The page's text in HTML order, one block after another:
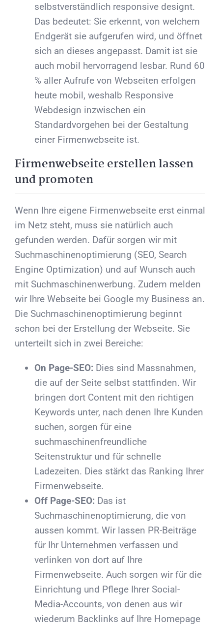
selbstverständlich responsive designt.
Das bedeutet: Sie erkennt, von welchem
Endgerät sie aufgerufen wird, und öffnet
sich an dieses angepasst. Damit ist sie
auch mobil hervorragend lesbar. Rund 60
% aller Aufrufe von Webseiten erfolgen
heute mobil, weshalb Responsive
Webdesign inzwischen ein
Standardvorgehen bei der Gestaltung
einer Firmenwebseite ist.
Firmenwebseite erstellen lassen
und promoten
Wenn Ihre eigene Firmenwebseite erst einmal
im Netz steht, muss sie natürlich auch
gefunden werden. Dafür sorgen wir mit
Suchmaschinenoptimierung (SEO, Search
Engine Optimization) und auf Wunsch auch
mit Suchmaschinenwerbung. Zudem melden
wir Ihre Webseite bei Google my Business an.
Die Suchmaschinenoptimierung beginnt
schon bei der Erstellung der Webseite. Sie
unterteilt sich in zwei Bereiche:
On Page-SEO: Dies sind Massnahmen,
die auf der Seite selbst stattfinden. Wir
bringen dort Content mit den richtigen
Keywords unter, nach denen Ihre Kunden
suchen, sorgen für eine
suchmaschinenfreundliche
Seitenstruktur und für schnelle
Ladezeiten. Dies stärkt das Ranking Ihrer
Firmenwebseite.
Off Page-SEO: Das ist
Suchmaschinenoptimierung, die von
aussen kommt. Wir lassen PR-Beiträge
für Ihr Unternehmen verfassen und
verlinken von dort auf Ihre
Firmenwebseite. Auch sorgen wir für die
Einrichtung und Pflege Ihrer Social-
Media-Accounts, von denen aus wir
wiederum Backlinks auf Ihre Homepage